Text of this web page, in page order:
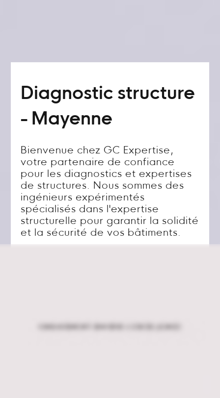
Diagnostic structure
- Mayenne
Bienvenue chez GC Expertise,
votre partenaire de confiance
pour les diagnostics et expertises
de structures. Nous sommes des
ingénieurs expérimentés
spécialisés dans l'expertise
structurelle pour garantir la solidité
et la sécurité de vos bâtiments.